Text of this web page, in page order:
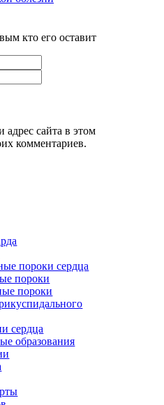
кто его оставит
сайта в этом
комментариев.
пороки сердца
пороки
пороки
сердца
образования